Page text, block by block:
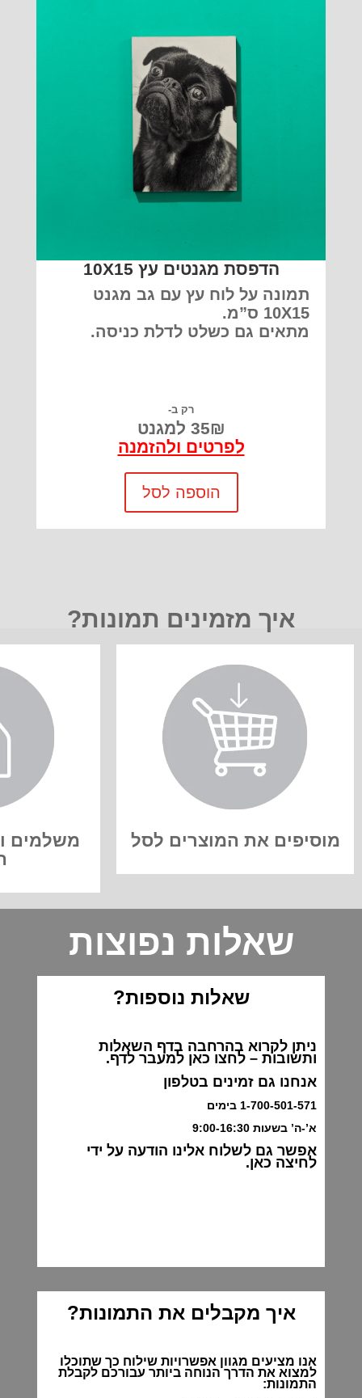
הדפסת מגנטים עץ 10X15
תמונה על לוח עץ עם גב מגנט
10X15 ס”מ.
מתאים גם כשלט לדלת כניסה.
רק ב-
35₪ למגנט
לפרטים ולהזמנה
הוספה לסל
איך מזמינים תמונות?
מוסיפים את המוצרים לסל
משלמים
שאלות נפוצות
שאלות נוספות?
ניתן לקרוא בהרחבה בדף השאלות
ותשובות – לחצו כאן למעבר לדף.
אנחנו גם זמינים בטלפון
1-700-501-571 בימים
א’-ה’ בשעות 9:00-16:30
אפשר גם לשלוח אלינו הודעה על ידי
לחיצה כאן.
איך מקבלים את התמונות?
אנו מציעים מגוון אפשרויות שילוח כך שתוכלו
למצוא את הדרך הנוחה ביותר עבורכם לקבלת
התמונות: